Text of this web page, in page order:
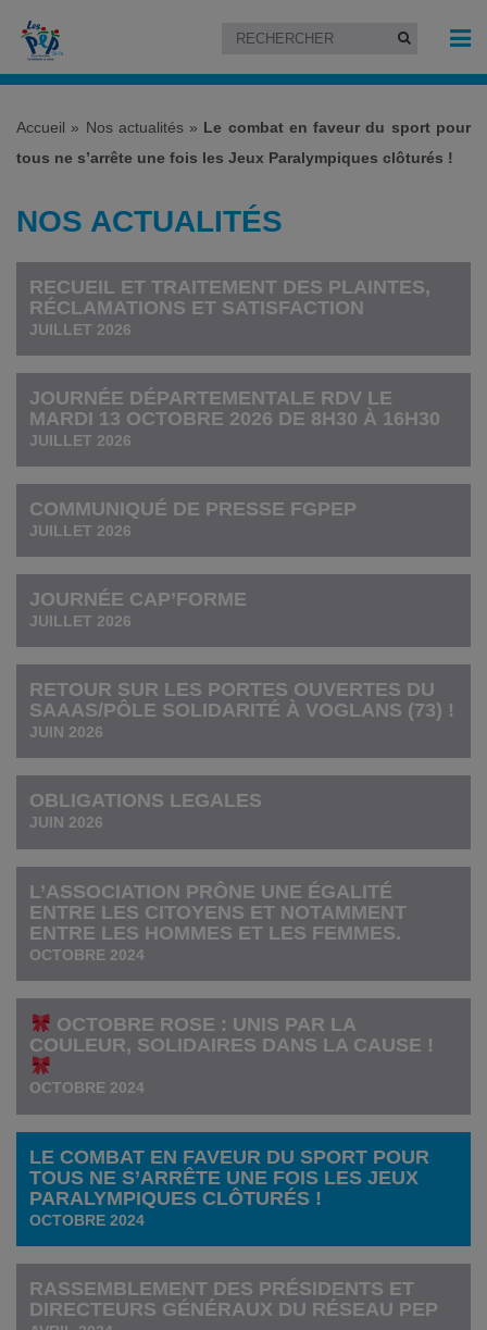
Accueil » Nos actualités» Le combat en faveur du sport pour
tous ne s’arrête une fois les Jeux Paralympiques clôturés !
NOS ACTUALITÉS
RECUEIL ET TRAITEMENT DES PLAINTES,
RÉCLAMATIONS ET SATISFACTION
JUILLET 2026
JOURNÉE DÉPARTEMENTALE RDV LE
MARDI 13 OCTOBRE 2026 DE 8H30 À 16H30
JUILLET 2026
COMMUNIQUÉ DE PRESSE FGPEP
JUILLET 2026
JOURNÉE CAP’FORME
JUILLET 2026
RETOUR SUR LES PORTES OUVERTES DU
SAAAS/PÔLE SOLIDARITÉ À VOGLANS (73) !
JUIN 2026
OBLIGATIONS LEGALES
JUIN 2026
L’ASSOCIATION PRÔNE UNE ÉGALITÉ
ENTRE LES CITOYENS ET NOTAMMENT
ENTRE LES HOMMES ET LES FEMMES.
OCTOBRE 2024
OCTOBRE ROSE : UNIS PAR LA
COULEUR, SOLIDAIRES DANS LA CAUSE !
OCTOBRE 2024
LE COMBAT EN FAVEUR DU SPORT POUR
TOUS NE S’ARRÊTE UNE FOIS LES JEUX
PARALYMPIQUES CLÔTURÉS !
OCTOBRE 2024
RASSEMBLEMENT DES PRÉSIDENTS ET
DIRECTEURS GÉNÉRAUX DU RÉSEAU PEP